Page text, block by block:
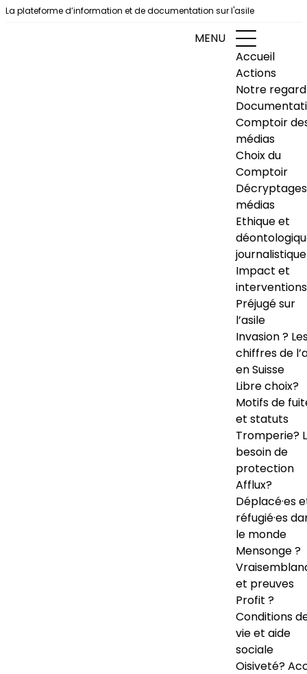
Aller au contenu
La plateforme d’information et de documentation sur l'asile
MENU
Accueil
Actions
Notre regard
Comptoir
médias
Choix du
Comptoir
Décryptages
médias
Ethique et
journalistique
Impact et
interventions
Préjugé sur
l’asile
Invasion ?
chiffres de
en Suisse
Libre choix?
Motifs de
et statuts
Tromperie?
besoin de
protection
Afflux?
Déplacé·es
réfugié·es
le monde
Mensonge ?
et preuves
Profit ?
Conditions
vie et aide
sociale
Oisiveté?